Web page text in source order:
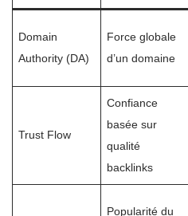
Domain
Authority (DA)
Force globale
d’un domaine
Trust Flow
Confiance
basée sur
qualité
backlinks
Popularité du